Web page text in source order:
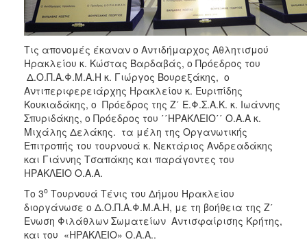
Τις απονομές έκαναν ο Αντιδήμαρχος Αθλητισμού
Ηρακλείου κ. Κώστας Βαρδαβάς, ο Πρόεδρος του
Δ.Ο.Π.Α.Φ.Μ.Α.Η κ. Γιώργος Βουρεξάκης, ο
Αντιπεριφερειάρχης Ηρακλείου κ. Ευριπίδης
Κουκιαδάκης, ο Πρόεδρος της Ζ΄ Ε.Φ.Σ.Α.Κ. κ. Ιωάννης
Σπυριδάκης, ο Πρόεδρος του ΄΄ΗΡΑΚΛΕΙΟ΄΄ Ο.Α.Α κ.
Μιχάλης Δελάκης. τα μέλη της Οργανωτικής
Επιτροπής του τουρνουά κ. Νεκτάριος Ανδρεαδάκης
και Γιάννης Τσαπάκης και παράγοντες του
ΗΡΑΚΛΕΙΟ Ο.Α.Α.
Το 3ο Τουρνουά Τένις του Δήμου Ηρακλείου
διοργάνωσε ο Δ.Ο.Π.Α.Φ.Μ.Α.Η, με τη βοήθεια της Ζ΄
Ενωση Φιλάθλων Σωματείων Αντισφαίρισης Κρήτης,
και του «ΗΡΑΚΛΕΙΟ» Ο.Α.Α..